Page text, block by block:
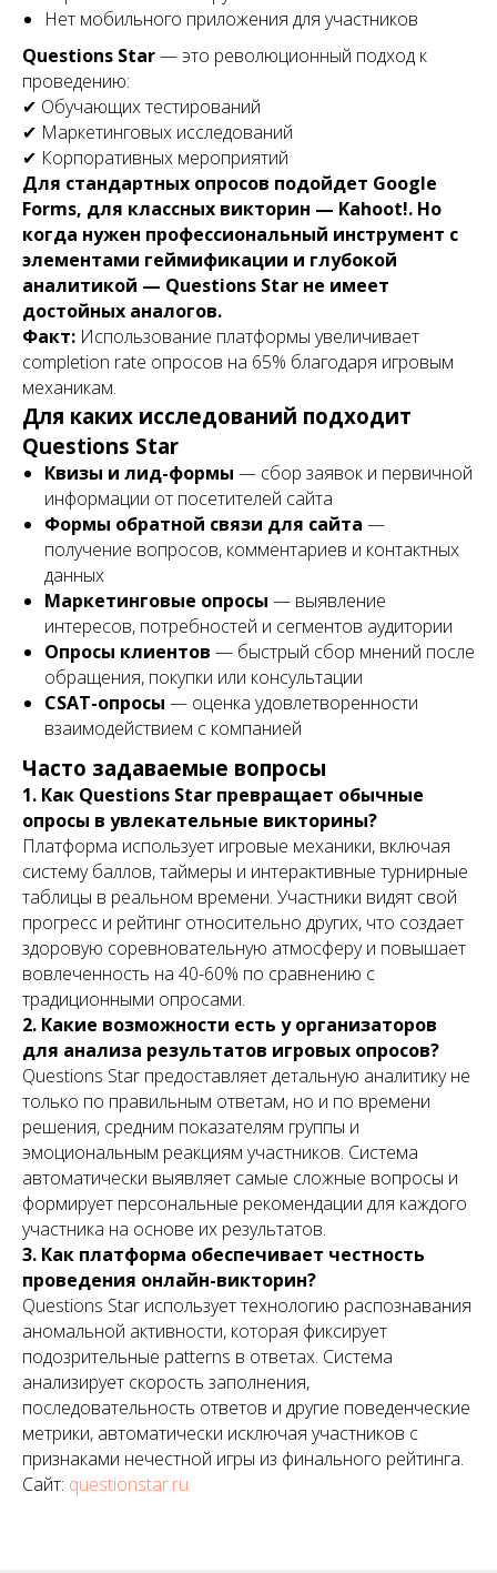
Нет мобильного приложения для участников
Questions Star— это революционный подход к
проведению:
✔ Обучающих тестирований
✔ Маркетинговых исследований
✔ Корпоративных мероприятий
Для стандартных опросов подойдет Google
Forms, для классных викторин — Kahoot!. Но
когда нужен профессиональный инструмент с
элементами геймификации и глубокой
аналитикой — Questions Star не имеет
достойных аналогов.
Факт: Использование платформы увеличивает
completion rate опросов на 65% благодаря игровым
механикам.
Для каких исследований подходит
Questions Star
Квизы и лид-формы — сбор заявок и первичной
информации от посетителей сайта
Формы обратной связи для сайта —
получение вопросов, комментариев и контактных
данных
Маркетинговые опросы — выявление
интересов, потребностей и сегментов аудитории
Опросы клиентов — быстрый сбор мнений после
обращения, покупки или консультации
CSAT-опросы — оценка удовлетворенности
взаимодействием с компанией
Часто задаваемые вопросы
1. Как Questions Star превращает обычные
опросы в увлекательные викторины?
Платформа использует игровые механики, включая
систему баллов, таймеры и интерактивные турнирные
таблицы в реальном времени. Участники видят свой
прогресс и рейтинг относительно других, что создает
здоровую соревновательную атмосферу и повышает
вовлеченность на 40-60% по сравнению с
традиционными опросами.
2. Какие возможности есть у организаторов
для анализа результатов игровых опросов?
Questions Star предоставляет детальную аналитику не
только по правильным ответам, но и по времени
решения, средним показателям группы и
эмоциональным реакциям участников. Система
автоматически выявляет самые сложные вопросы и
формирует персональные рекомендации для каждого
участника на основе их результатов.
3. Как платформа обеспечивает честность
проведения онлайн-викторин?
Questions Star использует технологию распознавания
аномальной активности, которая фиксирует
подозрительные patterns в ответах. Система
анализирует скорость заполнения,
последовательность ответов и другие поведенческие
метрики, автоматически исключая участников с
признаками нечестной игры из финального рейтинга.
Сайт: questionstar.ru
Главная
SEO
Технологии
Виджеты AMOCRM
Почта: info@voropaev.ru
+7 Получить аудит